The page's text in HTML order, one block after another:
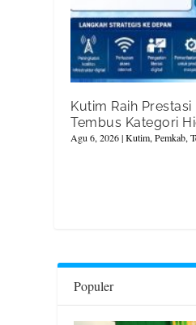
Kutim Raih
Tembus Kategori
Agu 6, 2026|Kutim,Pemkab,
Populer